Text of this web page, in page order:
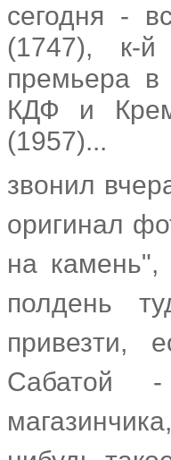
сегодня -
(1747), к-
премьера
КДФ и
(1957)...
звонил
оригинал
на камень",
полдень
привезти,
Сабатой